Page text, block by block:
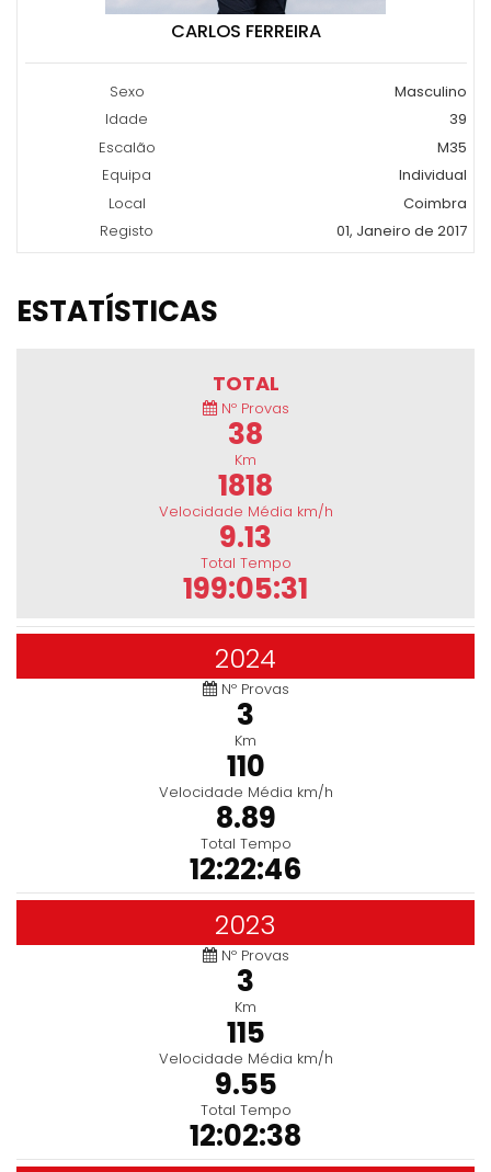
CARLOS FERREIRA
Sexo
Masculino
Idade
39
Escalão
M35
Equipa
Individual
Local
Coimbra
Registo
01, Janeiro de 2017
ESTATÍSTICAS
TOTAL
Nº Provas
38
Km
1818
Velocidade Média km/h
9.13
Total Tempo
199:05:31
2024
Nº Provas
3
Km
110
Velocidade Média km/h
8.89
Total Tempo
12:22:46
2023
Nº Provas
3
Km
115
Velocidade Média km/h
9.55
Total Tempo
12:02:38